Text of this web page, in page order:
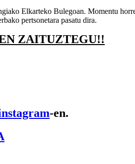
Elkarteko Bulegoan. Momentu
pertsonetara pasatu dira.
ZAITUZTEGU!!
-en.